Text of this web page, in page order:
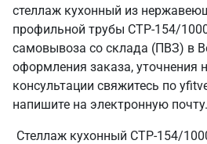
стеллаж кухонный из
профильной трубы СТР-154/
самовывоза со склада (ПВЗ) в
оформления заказа, уточнения
консультации свяжитесь по
напишите на электронную почту.
Стеллаж кухонный СТР-154/